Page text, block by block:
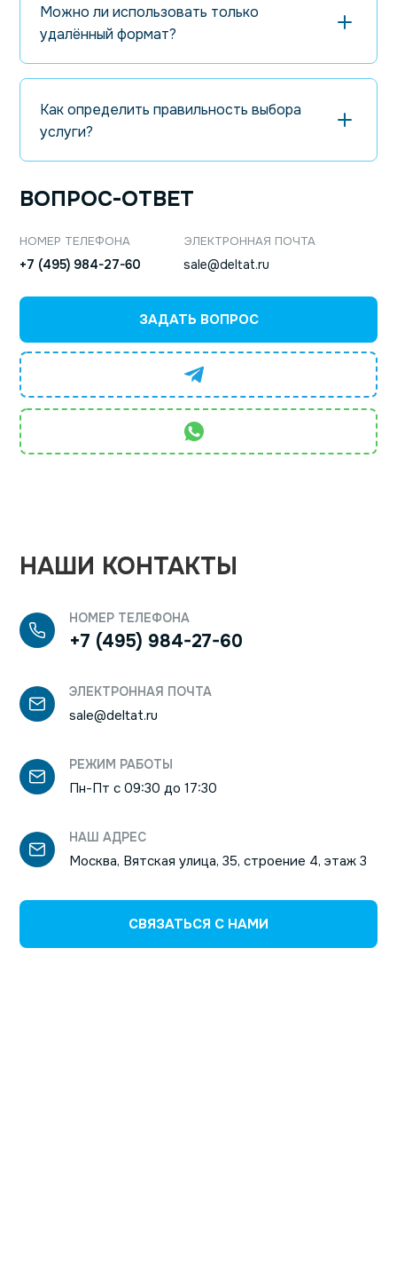
доступам, правила резервного копирования и
восстановления, а также порядок уведомлений.
Желательно, чтобы техническая документация
дальнейшую эксплуатацию и снижает зависимость от
конкретных исполнителей. Для систем агат важно
согласовать порядок обновлений и тестов, чтобы
Чем детальнее определены регламенты, тем выше
качество поддержки и тем проще контролировать
от числа узлов, режима доступности (например, 24/7),
необходимости выездов по Москве и требований к
отчетности. При абонентском формате снижается
цена единичного обращения, а техподдержка
становится предсказуемой по бюджету и по срокам
выполнения работ.
Выбирая «Дельта Телеком», вы получаете не
формальные ответы, а устойчивую организацию
процессов: поддержка, понятные регламенты и
ВОПРОС-ОТВЕТ
НОМЕР ТЕЛЕФОНА
+7 (495) 984-27-60
ЭЛЕКТРОННАЯ ПОЧТА
sale@deltat.ru
ЗАДАТЬ ВОПРОС
Можно ли использовать только
удалённый формат?
Как определить правильность выбора
услуги?
НАШИ КОНТАКТЫ
НОМЕР ТЕЛЕФОНА
+7 (495) 984-27-60
ЭЛЕКТРОННАЯ ПОЧТА
sale@deltat.ru
РЕЖИМ РАБОТЫ
Пн-Пт с 09:30 до 17:30
НАШ АДРЕС
Москва, Вятская улица, 35, строение 4, этаж 3
СВЯЗАТЬСЯ С НАМИ